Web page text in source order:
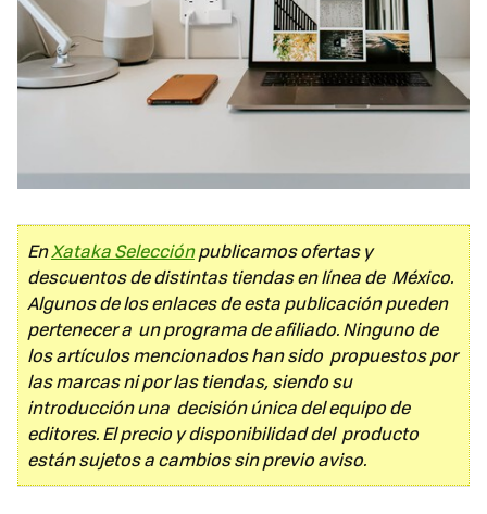
EnXataka Selecciónpublicamos ofertas y
descuentos de distintas tiendas en línea de México.
Algunos de los enlaces de esta publicación pueden
pertenecer a un programa de afiliado. Ninguno de
los artículos mencionados han sido propuestos por
las marcas ni por las tiendas, siendo su
introducción una decisión única del equipo de
editores. El precio y disponibilidad del producto
están sujetos a cambios sin previo aviso.